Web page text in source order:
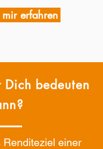
erfahren
bedeuten
Renditeziel einer